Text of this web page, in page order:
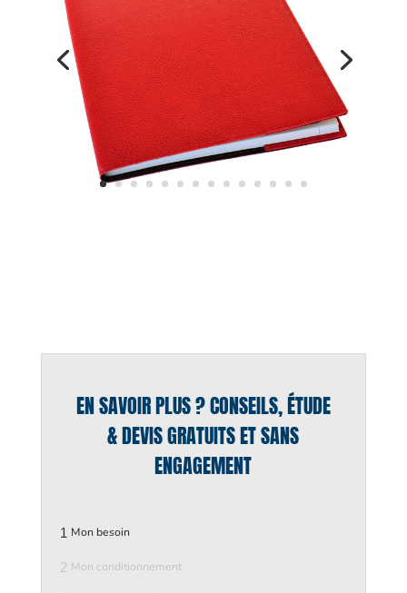
EN SAVOIR PLUS ? CONSEILS, ÉTUDE
& DEVIS GRATUITS ET SANS
ENGAGEMENT
1 Mon besoin
2 Mon conditionnement